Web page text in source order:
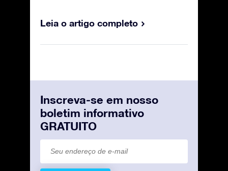
Leia o artigo completo
Inscreva-se em nosso
boletim informativo
GRATUITO